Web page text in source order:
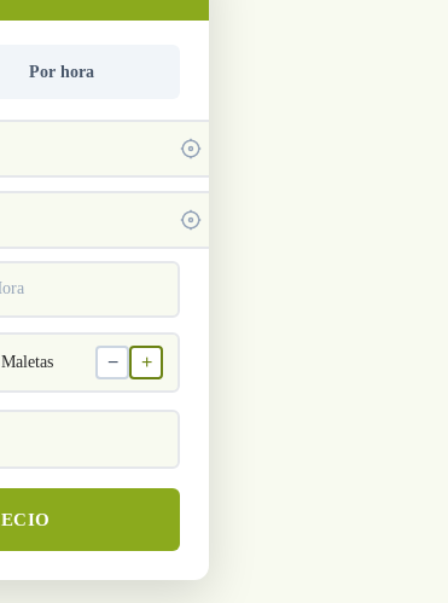
Por hora
Maletas − +